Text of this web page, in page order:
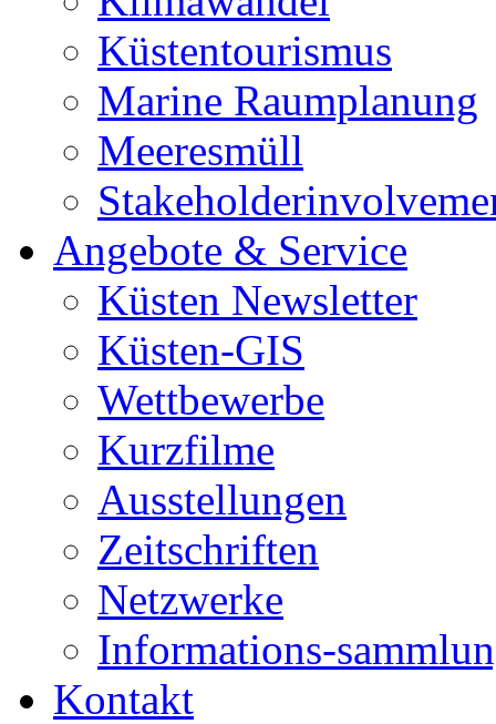
Küstentourismus
Marine Raumplanung
Meeresmüll
Angebote & Service
Küsten Newsletter
Küsten-GIS
Wettbewerbe
Kurzfilme
Ausstellungen
Zeitschriften
Netzwerke
Informations-
Kontakt